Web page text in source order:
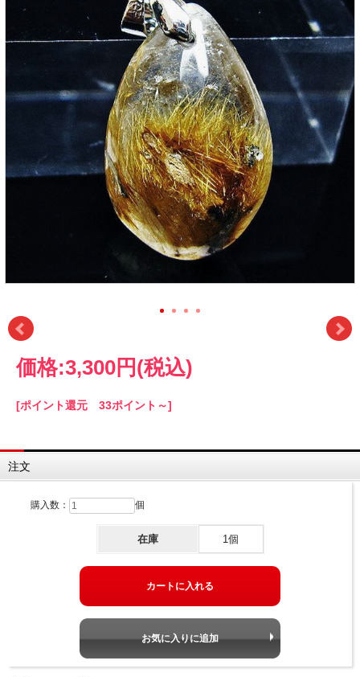
価格:3,300円 (税込)
[ポイント還元 33ポイント～]
注文
購入数： 個
在庫 1個